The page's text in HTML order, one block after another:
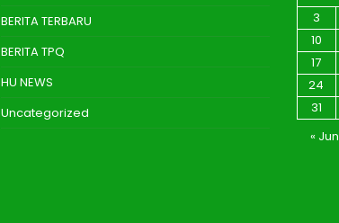
BERITA TERBARU
BERITA TPQ
HU NEWS
Uncategorized
3
10
17
24
31
« Jun